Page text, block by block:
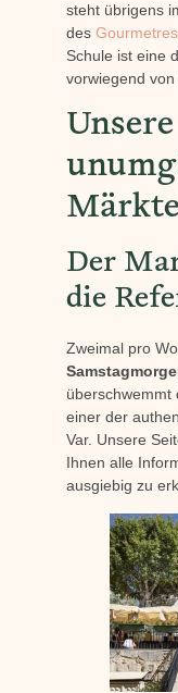
steht übrigens
des
Schule ist eine
vorwiegend
Der
die
Zweimal pro
überschwemmt
einer der
Var. Unsere
Ihnen alle
ausgiebig zu